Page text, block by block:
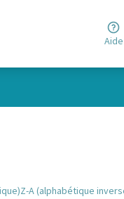
Aide
Z-A (alphabétique